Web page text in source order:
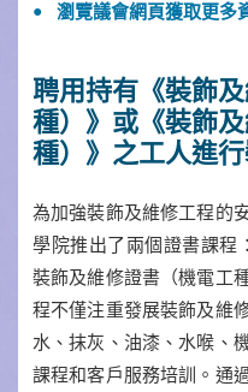
瀏覽議會網頁獲取更多
聘用持有《裝飾
種）》或《裝飾
種）》之工人進
為加強裝飾及維修工程的
學院推出了兩個證書課程
裝飾及維修證書（機電工
程不僅注重發展裝飾及維
水、抹灰、油漆、水喉、
課程和客戶服務培訓。通